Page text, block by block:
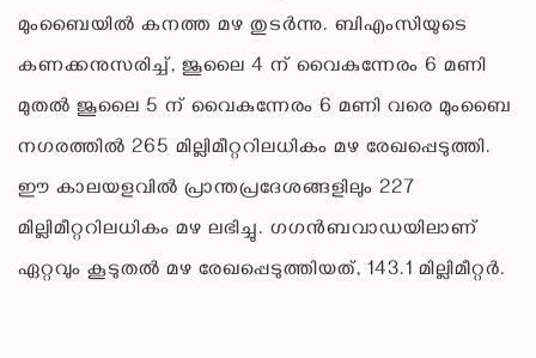
മുംബൈയിൽ കനത്ത മഴ തുടർന്നു. ബിഎംസിയുടെ
കണക്കനുസരിച്ച്, ജൂലൈ 4 ന് വൈകുന്നേരം 6 മണി
മുതൽ ജൂലൈ 5 ന് വൈകുന്നേരം 6 മണി വരെ മുംബൈ
നഗരത്തിൽ 265 മില്ലിമീറ്ററിലധികം മഴ രേഖപ്പെടുത്തി.
ഈ കാലയളവിൽ പ്രാന്തപ്രദേശങ്ങളിലും 227
മില്ലിമീറ്ററിലധികം മഴ ലഭിച്ചു. ഗഗൻബവാഡയിലാണ്
ഏറ്റവും കൂടുതൽ മഴ രേഖപ്പെടുത്തിയത്, 143.1 മില്ലിമീറ്റർ.